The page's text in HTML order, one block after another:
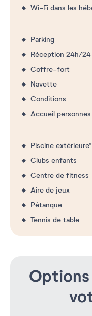
Wi-Fi dans les
Parking
Réception 24h/24
Coffre-fort
Navette
Conditions
Accueil
Piscine extérieure*
Clubs enfants
Centre de fitness
Aire de jeux
Pétanque
Tennis de table